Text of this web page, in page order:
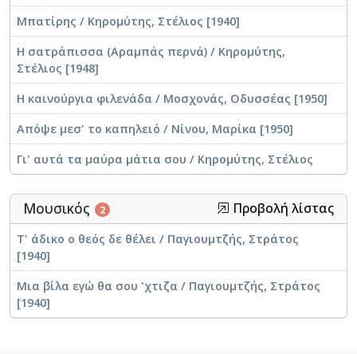
Μπατίρης / Κηρομύτης, Στέλιος [1940]
Η σατράπισσα (Αραμπάς περνά) / Κηρομύτης,
Στέλιος [1948]
Η καινούργια φιλενάδα / Μοσχονάς, Οδυσσέας [1950]
Απόψε μεσ' το καπηλειό / Νίνου, Μαρίκα [1950]
Γι' αυτά τα μαύρα μάτια σου / Κηρομύτης, Στέλιος
Μουσικός 2 Προβολή λίστας
Τ' άδικο ο θεός δε θέλει / Παγιουμτζής, Στράτος
[1940]
Μια βίλα εγώ θα σου 'χτιζα / Παγιουμτζής, Στράτος
[1940]